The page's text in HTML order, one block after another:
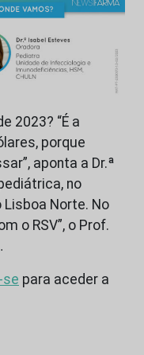
2023? “É a
porque
aponta a Dr.ª
no
Norte. No
o RSV”, o Prof.
se para aceder a